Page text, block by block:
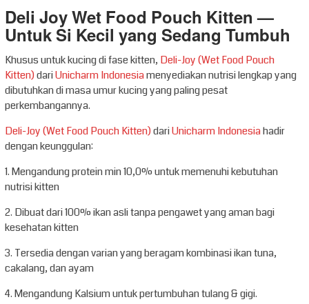
Deli Joy Wet Food Pouch Kitten —
Untuk Si Kecil yang Sedang Tumbuh
Khusus untuk kucing di fase kitten, Deli-Joy (Wet Food Pouch
Kitten)dariUnicharm Indonesiamenyediakan nutrisi lengkap yang
dibutuhkan di masa umur kucing yang paling pesat
perkembangannya.
Deli-Joy (Wet Food Pouch Kitten)dariUnicharm Indonesiahadir
dengan keunggulan:
1. Mengandung protein min 10,0% untuk memenuhi kebutuhan
nutrisi kitten
2. Dibuat dari 100% ikan asli tanpa pengawet yang aman bagi
kesehatan kitten
3. Tersedia dengan varian yang beragam kombinasi ikan tuna,
cakalang, dan ayam
4. Mengandung Kalsium untuk pertumbuhan tulang & gigi.